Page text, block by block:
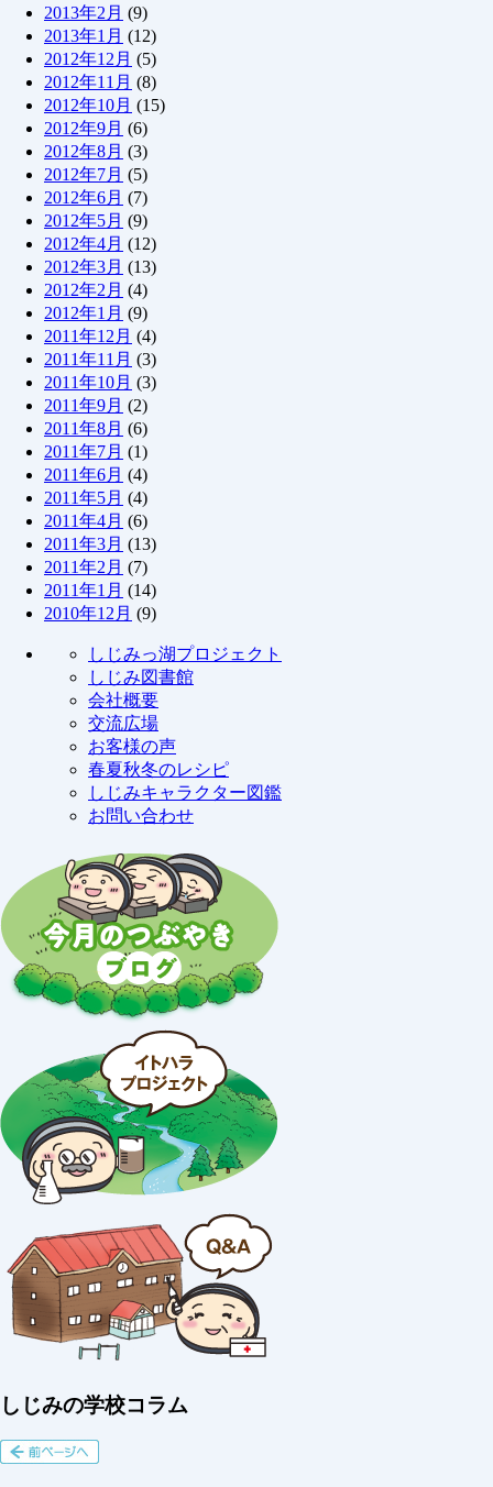
2013年2月 (9)
2013年1月 (12)
2012年12月 (5)
2012年11月 (8)
2012年10月 (15)
2012年9月 (6)
2012年8月 (3)
2012年7月 (5)
2012年6月 (7)
2012年5月 (9)
2012年4月 (12)
2012年3月 (13)
2012年2月 (4)
2012年1月 (9)
2011年12月 (4)
2011年11月 (3)
2011年10月 (3)
2011年9月 (2)
2011年8月 (6)
2011年7月 (1)
2011年6月 (4)
2011年5月 (4)
2011年4月 (6)
2011年3月 (13)
2011年2月 (7)
2011年1月 (14)
2010年12月 (9)
しじみっ湖プロジェクト
しじみ図書館
会社概要
交流広場
お客様の声
春夏秋冬のレシピ
しじみキャラクター図鑑
お問い合わせ
しじみの学校コラム